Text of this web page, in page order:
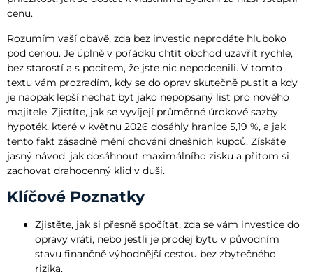
cenu.
Rozumím vaší obavě, zda bez investic neprodáte hluboko
pod cenou. Je úplně v pořádku chtít obchod uzavřít rychle,
bez starostí a s pocitem, že jste nic nepodcenili. V tomto
textu vám prozradím, kdy se do oprav skutečně pustit a kdy
je naopak lepší nechat byt jako nepopsaný list pro nového
majitele. Zjistíte, jak se vyvíjejí průměrné úrokové sazby
hypoték, které v květnu 2026 dosáhly hranice 5,19 %, a jak
tento fakt zásadně mění chování dnešních kupců. Získáte
jasný návod, jak dosáhnout maximálního zisku a přitom si
zachovat drahocenný klid v duši.
Klíčové Poznatky
Zjistěte, jak si přesně spočítat, zda se vám investice do
opravy vrátí, nebo jestli je prodej bytu v původním
stavu finančně výhodnější cestou bez zbytečného
rizika.